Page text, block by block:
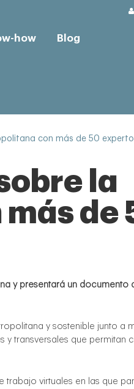
how Blog
con más de 50
la
de
y presentará un documento
y sostenible junto a
transversales que permitan
trabajo virtuales en las que